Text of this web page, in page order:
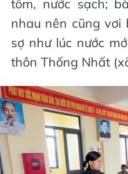
tôm, nước sạch;
nhau nên cũng vơi
sợ như lúc nước
thôn Thống Nhất